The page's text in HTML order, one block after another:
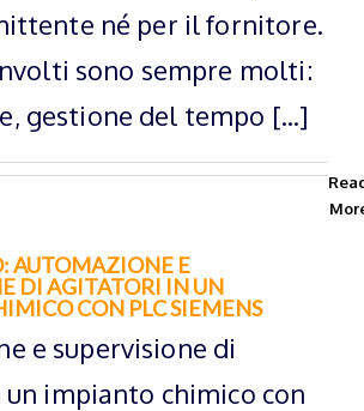
né per il fornitore.
sono sempre molti:
gestione del tempo [...]
AUTOMAZIONE E
DI AGITATORI IN UN
CON PLC SIEMENS
e supervisione di
impianto chimico con